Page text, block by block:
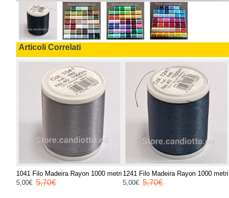
Articoli Correlati
1041 Filo Madeira Rayon 1000 metri
5,00€ 5,70€
1241 Filo Madeira Rayon 1000 metri
5,00€ 5,70€